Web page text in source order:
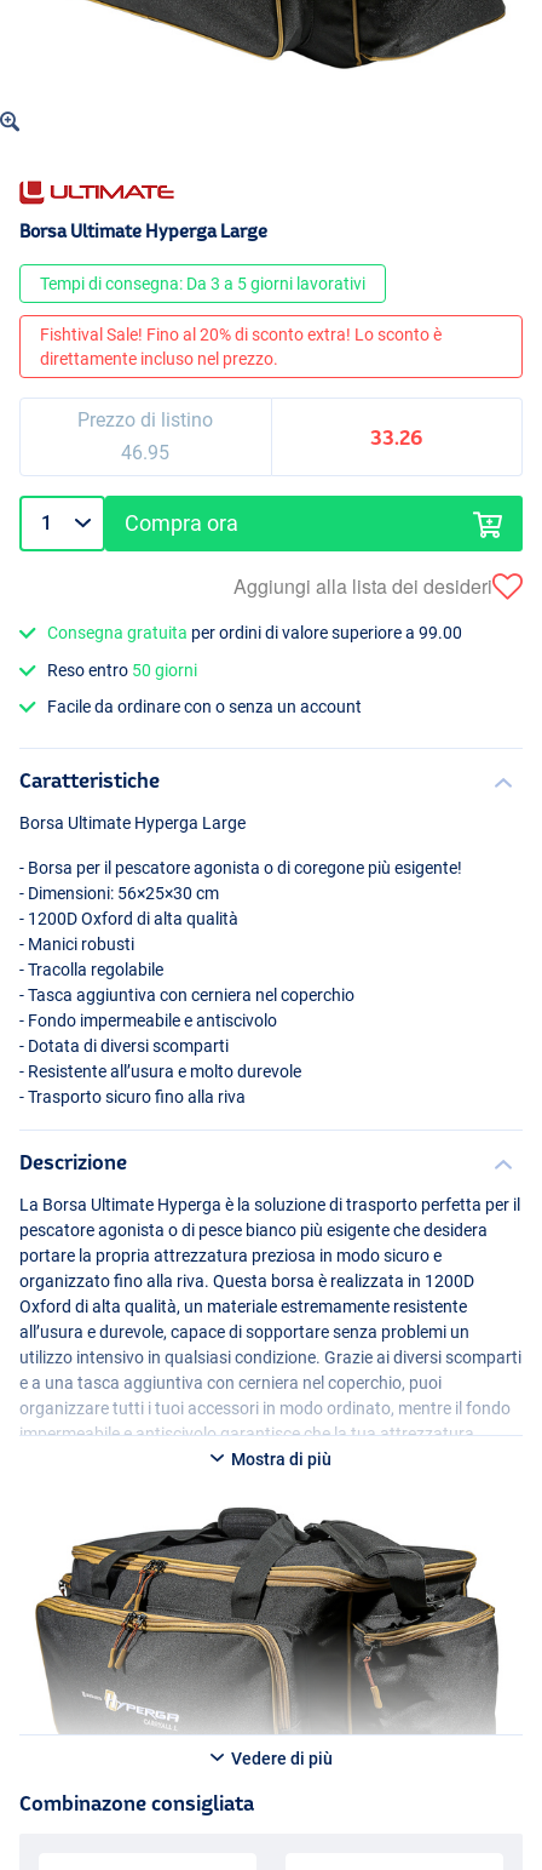
Borsa Ultimate Hyperga Large
Tempi di consegna: Da 3 a 5 giorni lavorativi
Fishtival Sale! Fino al 20% di sconto extra! Lo sconto è
direttamente incluso nel prezzo.
Prezzo di listino
46.95
33.26
Compra ora
Aggiungi alla lista dei desideri
Consegna gratuita per ordini di valore superiore a 99.00
Reso entro 50 giorni
Facile da ordinare con o senza un account
Caratteristiche
Borsa Ultimate Hyperga Large
- Borsa per il pescatore agonista o di coregone più esigente!
- Dimensioni: 56×25×30 cm
- 1200D Oxford di alta qualità
- Manici robusti
- Tracolla regolabile
- Tasca aggiuntiva con cerniera nel coperchio
- Fondo impermeabile e antiscivolo
- Dotata di diversi scomparti
- Resistente all’usura e molto durevole
- Trasporto sicuro fino alla riva
Descrizione
La Borsa Ultimate Hyperga è la soluzione di trasporto perfetta per il
pescatore agonista o di pesce bianco più esigente che desidera
portare la propria attrezzatura preziosa in modo sicuro e
organizzato fino alla riva. Questa borsa è realizzata in 1200D
Oxford di alta qualità, un materiale estremamente resistente
all’usura e durevole, capace di sopportare senza problemi un
utilizzo intensivo in qualsiasi condizione. Grazie ai diversi scomparti
e a una tasca aggiuntiva con cerniera nel coperchio, puoi
organizzare tutti i tuoi accessori in modo ordinato, mentre il fondo
impermeabile e antiscivolo garantisce che la tua attrezzatura
rimanga asciutta su superfici bagnate. Con manici robusti e una
trasporto, indipendentemente dalla distanza fino al tuo spot di
Mostra di più
Vedere di più
Combinazone consigliata